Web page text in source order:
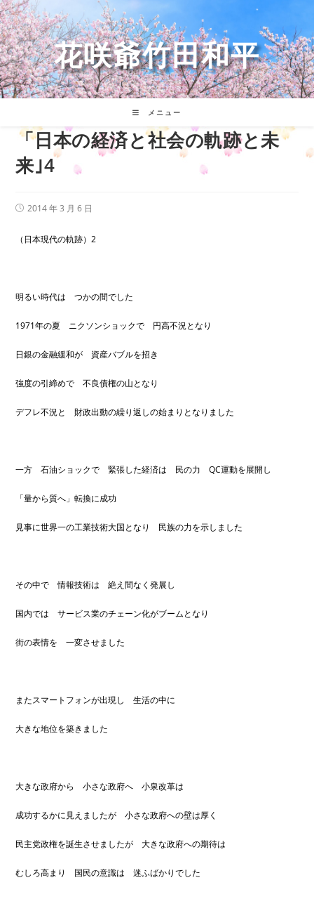
コ
ン
テ
ン
ツ
へ
ス
花咲爺竹田和平
メニュー
「日本の経済と社会の軌跡と未
来｣4
投
開
2014 年 3 月 6 日
（日本現代の軌跡）2
明るい時代は つかの間でした
1971年の夏 ニクソンショックで 円高不況となり
日銀の金融緩和が 資産バブルを招き
強度の引締めで 不良債権の山となり
デフレ不況と 財政出動の繰り返しの始まりとなりました
一方 石油ショックで 緊張した経済は 民の力 QC運動を展開し
「量から質へ」転換に成功
見事に世界一の工業技術大国となり 民族の力を示しました
その中で 情報技術は 絶え間なく発展し
国内では サービス業のチェーン化がブームとなり
街の表情を 一変させました
またスマートフォンが出現し 生活の中に
大きな地位を築きました
大きな政府から 小さな政府へ 小泉改革は
成功するかに見えましたが 小さな政府への壁は厚く
民主党政権を誕生させましたが 大きな政府への期待は
むしろ高まり 国民の意識は 迷ふばかりでした